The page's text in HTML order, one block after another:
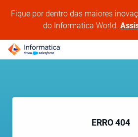
Fique por dentro das maiores
do Informatica World.
ERRO 404